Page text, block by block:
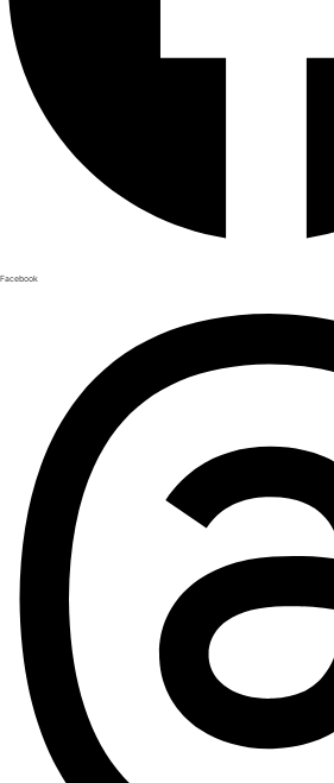
Facebook